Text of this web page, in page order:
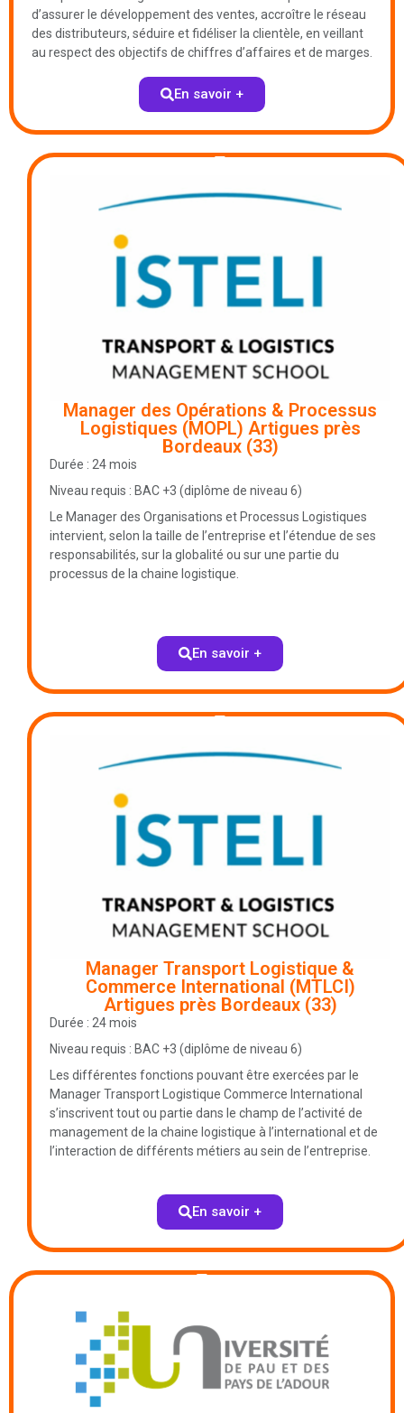
d’assurer le développement des ventes, accroître le réseau
des distributeurs, séduire et fidéliser la clientèle, en veillant
au respect des objectifs de chiffres d’affaires et de marges.
En savoir +
Manager des Opérations & Processus
Logistiques (MOPL) Artigues près
Bordeaux (33)
Durée : 24 mois
Niveau requis : BAC +3 (diplôme de niveau 6)
Le Manager des Organisations et Processus Logistiques
intervient, selon la taille de l’entreprise et l’étendue de ses
responsabilités, sur la globalité ou sur une partie du
processus de la chaine logistique.
En savoir +
Manager Transport Logistique &
Commerce International (MTLCI)
Artigues près Bordeaux (33)
Durée : 24 mois
Niveau requis : BAC +3 (diplôme de niveau 6)
Les différentes fonctions pouvant être exercées par le
Manager Transport Logistique Commerce International
s’inscrivent tout ou partie dans le champ de l’activité de
management de la chaine logistique à l’international et de
l’interaction de différents métiers au sein de l’entreprise.
En savoir +